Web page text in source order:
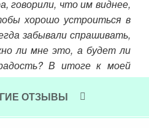
говорили, что им виднее,
хорошо устроиться в
забывали спрашивать,
ли мне это, а будет ли
В итоге к моей
жизни у меня напрочь
желать, хотеть.
ОТЗЫВЫ